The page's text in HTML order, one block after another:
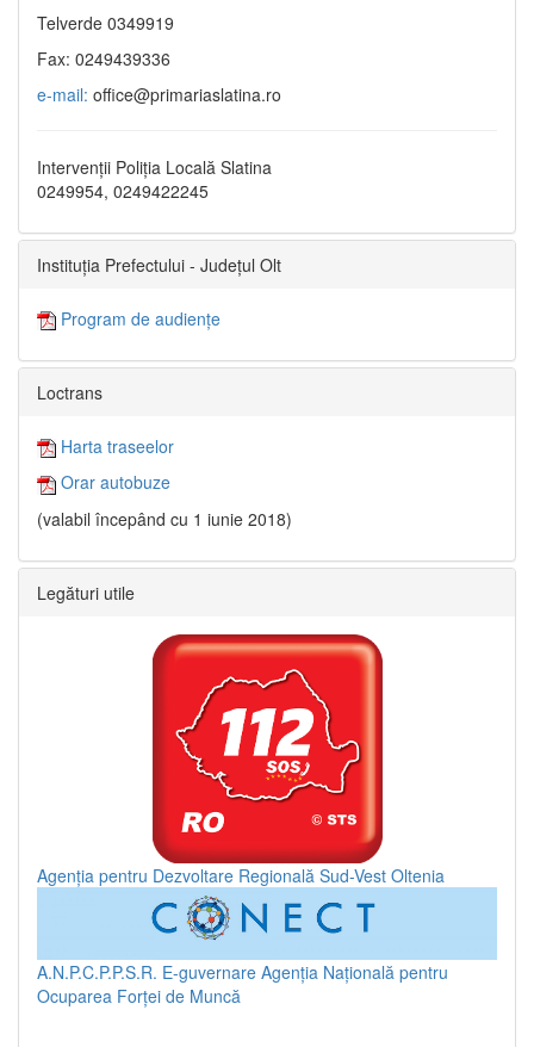
Telverde 0349919
Fax: 0249439336
e-mail: office@primariaslatina.ro
Intervenții Poliția Locală Slatina
0249954, 0249422245
Instituția Prefectului - Județul Olt
Program de audiențe
Loctrans
Harta traseelor
Orar autobuze
(valabil începând cu 1 iunie 2018)
Legături utile
Agenția pentru Dezvoltare Regională Sud-Vest Oltenia
A.N.P.C.P.P.S.R. E-guvernare Agenția Națională pentru
Ocuparea Forței de Muncă